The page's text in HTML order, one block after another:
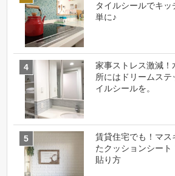
タイルシールでキ
単に♪
家事ストレス激減
所にはドリームステ
イルシールを。
賃貸住宅でも！マス
たクッションシー
貼り方